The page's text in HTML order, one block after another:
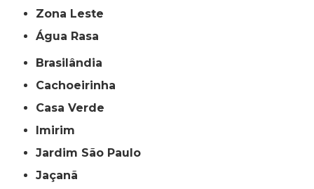
Zona Leste
Água Rasa
Brasilândia
Cachoeirinha
Casa Verde
Imirim
Jardim São Paulo
Jaçanã